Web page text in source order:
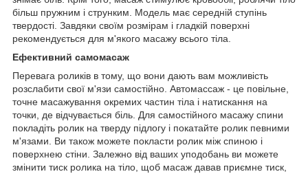
більш пружним і струнким. Модель має середній ступінь
твердості. Завдяки своїм розмірам і гладкій поверхні
рекомендується для м'якого масажу всього тіла.
Ефективний самомасаж
Перевага роликів в тому, що вони дають вам можливість
розслабити свої м'язи самостійно. Автомассаж - це повільне,
точне масажування окремих частин тіла і натискання на
точки, де відчувається біль. Для самостійного масажу спини
покладіть ролик на тверду підлогу і покатайте ролик певними
м'язами. Ви також можете покласти ролик між спиною і
поверхнею стіни. Залежно від ваших уподобань ви можете
змінити тиск ролика на тіло, щоб масаж давав приємне тиск,